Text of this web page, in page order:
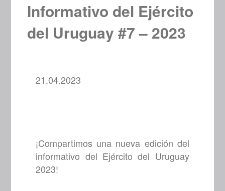
Informativo del Ejército
del Uruguay #7 – 2023
21.04.2023
¡Compartimos una nueva edición del
informativo del Ejército del Uruguay
2023!